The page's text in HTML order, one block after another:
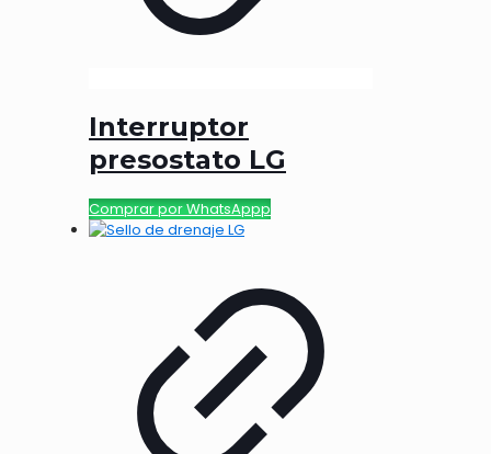
Interruptor
presostato LG
Comprar por WhatsAppp